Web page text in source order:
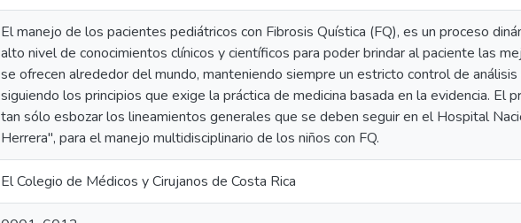
El manejo de los pacientes pediátricos con Fibrosis Quística (FQ), es un proceso
alto nivel de conocimientos clínicos y científicos para poder brindar al paciente las
se ofrecen alrededor del mundo, manteniendo siempre un estricto control de
siguiendo los principios que exige la práctica de medicina basada en la evidencia. El
tan sólo esbozar los lineamientos generales que se deben seguir en el Hospital
Herrera", para el manejo multidisciplinario de los niños con FQ.
El Colegio de Médicos y Cirujanos de Costa Rica